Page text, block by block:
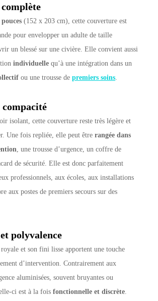
(152 x 203 cm), cette couverture est
pour envelopper un adulte de taille
un blessé sur une civière. Elle convient aussi
individuelle qu’à une intégration dans un
ou une trousse depremiers soins
compacité
isolant, cette couverture reste très légère et
Une fois repliée, elle peut êtrerangée dans
, une trousse d’urgence, un coffre de
de sécurité. Elle est donc parfaitement
professionnels, aux écoles, aux installations
aux postes de premiers secours sur des
polyvalence
et son fini lisse apportent une touche
d’intervention. Contrairement aux
aluminisées, souvent bruyantes ou
ci est à la foisfonctionnelle et discrète